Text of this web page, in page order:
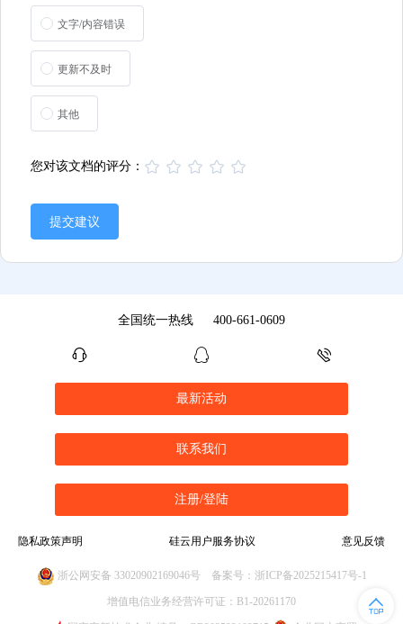
文字/内容错误
更新不及时
其他
您对该文档的评分：
提交建议
全国统一热线 400-661-0609
最新活动
联系我们
注册/登陆
隐私政策声明 硅云用户服务协议 意见反馈
浙公网安备 33020902169046号 备案号：浙ICP备2025215417号-1
增值电信业务经营许可证：B1-20261170